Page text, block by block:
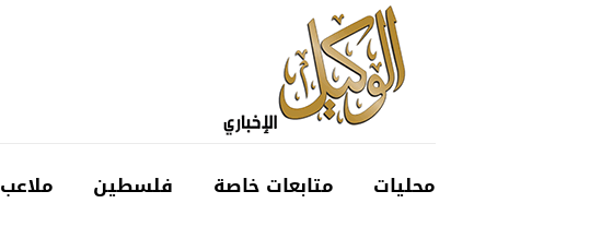
محليات متابعات خاصة فلسطين ملاعب